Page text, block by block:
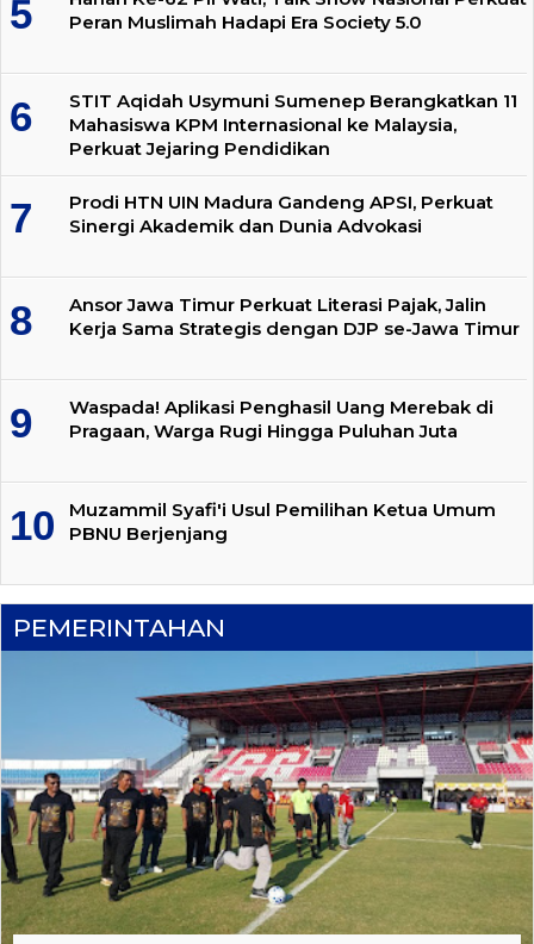
Peran Muslimah Hadapi Era Society 5.0
STIT Aqidah Usymuni Sumenep Berangkatkan 11
Mahasiswa KPM Internasional ke Malaysia,
Perkuat Jejaring Pendidikan
Prodi HTN UIN Madura Gandeng APSI, Perkuat
Sinergi Akademik dan Dunia Advokasi
Ansor Jawa Timur Perkuat Literasi Pajak, Jalin
Kerja Sama Strategis dengan DJP se-Jawa Timur
Waspada! Aplikasi Penghasil Uang Merebak di
Pragaan, Warga Rugi Hingga Puluhan Juta
Muzammil Syafi'i Usul Pemilihan Ketua Umum
PBNU Berjenjang
PEMERINTAHAN